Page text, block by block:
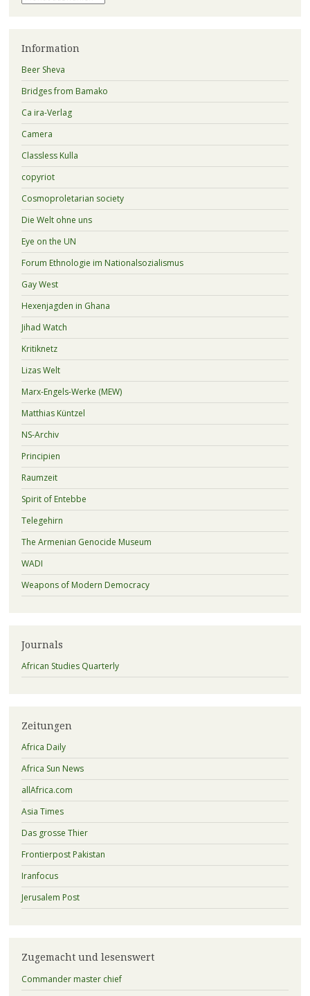
Information
Beer Sheva
Bridges from Bamako
Ca ira-Verlag
Camera
Classless Kulla
copyriot
Cosmoproletarian society
Die Welt ohne uns
Eye on the UN
Forum Ethnologie im Nationalsozialismus
Gay West
Hexenjagden in Ghana
Jihad Watch
Kritiknetz
Lizas Welt
Marx-Engels-Werke (MEW)
Matthias Küntzel
NS-Archiv
Principien
Raumzeit
Spirit of Entebbe
Telegehirn
The Armenian Genocide Museum
WADI
Weapons of Modern Democracy
Journals
African Studies Quarterly
Zeitungen
Africa Daily
Africa Sun News
allAfrica.com
Asia Times
Das grosse Thier
Frontierpost Pakistan
Iranfocus
Jerusalem Post
Zugemacht und lesenswert
Commander master chief